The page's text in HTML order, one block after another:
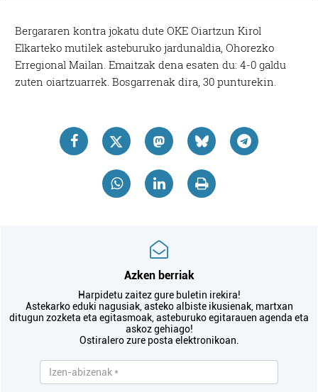
Bergararen kontra jokatu dute OKE Oiartzun Kirol
Elkarteko mutilek asteburuko jardunaldia, Ohorezko
Erregional Mailan. Emaitzak dena esaten du: 4-0 galdu
zuten oiartzuarrek. Bosgarrenak dira, 30 punturekin.
Azken berriak
Harpidetu zaitez gure buletin irekira!
Astekarko eduki nagusiak, asteko albiste ikusienak, martxan
ditugun zozketa eta egitasmoak, asteburuko egitarauen agenda eta
askoz gehiago!
Ostiralero zure posta elektronikoan.